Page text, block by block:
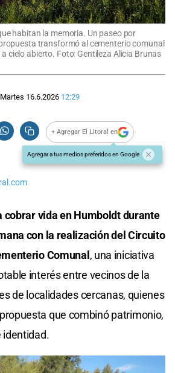
habitan la memoria. Un paseo por
transformó al cementerio comunal
cielo abierto. Foto: Gentileza Alicia Brunas
Martes 16.6.2026 12:29
+ Agregar El Litoral en
Agregar a tus medios preferidos en Google
cobrar vida en Humboldt durante
con la realización del Circuito
Comunal, una iniciativa
interés entre vecinos de la
de localidades cercanas, quienes
que combinó patrimonio,
identidad.